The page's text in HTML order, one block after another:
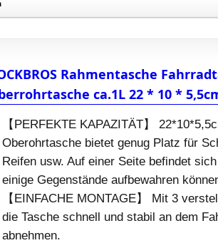
Rahmentasche
ca.1L 22 * 10 *
【PERFEKTE KAPAZITÄT】
Oberohrtasche bietet genug Platz für
Reifen usw. Auf einer Seite befindet
einige Gegenstände aufbewahren
【EINFACHE MONTAGE】 Mit 3
die Tasche schnell und stabil an dem
abnehmen.